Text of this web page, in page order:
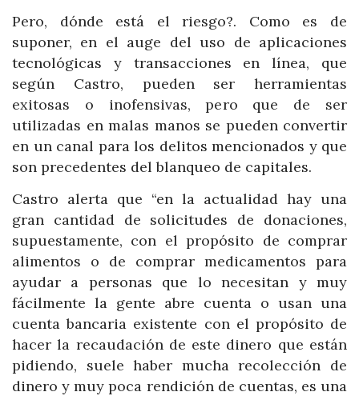
Pero, dónde está el riesgo?. Como es de
suponer, en el auge del uso de aplicaciones
tecnológicas y transacciones en línea, que
según Castro, pueden ser herramientas
exitosas o inofensivas, pero que de ser
utilizadas en malas manos se pueden convertir
en un canal para los delitos mencionados y que
son precedentes del blanqueo de capitales.
Castro alerta que “en la actualidad hay una
gran cantidad de solicitudes de donaciones,
supuestamente, con el propósito de comprar
alimentos o de comprar medicamentos para
ayudar a personas que lo necesitan y muy
fácilmente la gente abre cuenta o usan una
cuenta bancaria existente con el propósito de
hacer la recaudación de este dinero que están
pidiendo, suele haber mucha recolección de
dinero y muy poca rendición de cuentas, es una